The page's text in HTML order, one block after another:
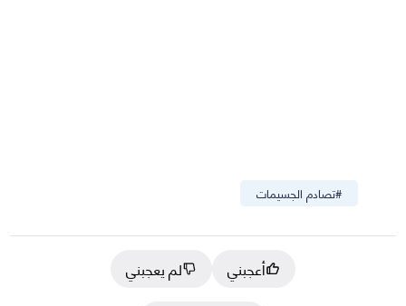
#تصادم الجسيمات
أعجبني
لم يعجبني